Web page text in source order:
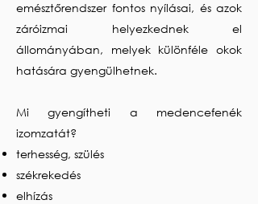
emésztőrendszer fontos nyílásai, és azok
záróizmai helyezkednek el
állományában, melyek különféle okok
hatására gyengülhetnek.
Mi gyengítheti a medencefenék
izomzatát?
terhesség, szülés
székrekedés
elhízás